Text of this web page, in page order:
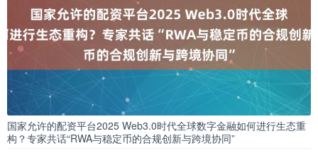
国家允许的配资平台2025 Web3.0时代全球数字金融如何进行生态重
构？专家共话“RWA与稳定币的合规创新与跨境协同”